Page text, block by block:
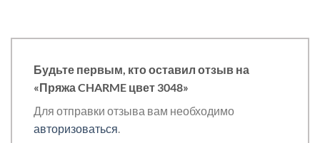
Будьте первым, кто оставил отзыв на
«Пряжа CHARME цвет 3048»
Для отправки отзыва вам необходимо
авторизоваться